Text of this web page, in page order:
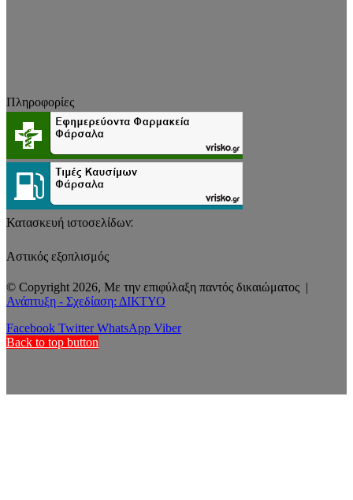
Πληροφορίες
Κατασκευή ιστοσελίδων:
Αστικός εξοπλισμός
© Copyright 2026, Με την επιφύλαξη παντός δικαιώματος |
Ανάπτυξη - Σχεδίαση: ΔΙΚΤΥΟ
Facebook Twitter WhatsApp Viber
Back to top button